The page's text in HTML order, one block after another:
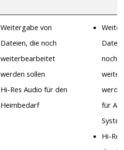
Weitergabe von
Dateien, die noch
weiterbearbeitet
werden sollen
Hi-Res Audio für den
Heimbedarf
noch
für
Hi-